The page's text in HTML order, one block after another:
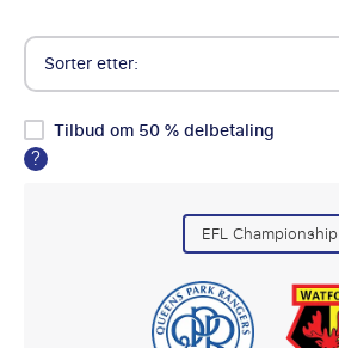
Sorter etter:
Tilbud om 50 % delbetaling
?
EFL Championship